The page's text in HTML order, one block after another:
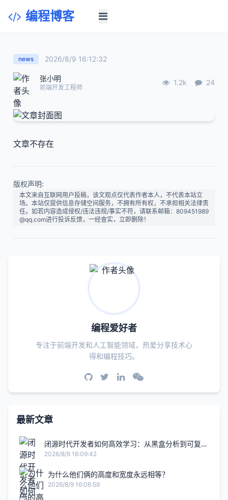
编程博客
news 2026/8/9 16:12:32
张小明
前端开发工程师
1.2k 24
文章不存在
版权声明:
本文来自互联网用户投稿，该文观点仅代表作者本人，不代表本站立
场。本站仅提供信息存储空间服务，不拥有所有权，不承担相关法律责
任。如若内容造成侵权/违法违规/事实不符，请联系邮箱：809451989
@qq.com进行投诉反馈，一经查实，立即删除！
编程爱好者
专注于前端开发和人工智能领域，热爱分享技术心
得和编程技巧。
最新文章
闭源时代开发者如何高效学习：从黑盒分析到可复现
工程实践
2026/8/9 16:09:42
为什么他们俩的高度和宽度永远相等？
2026/8/9 16:06:59